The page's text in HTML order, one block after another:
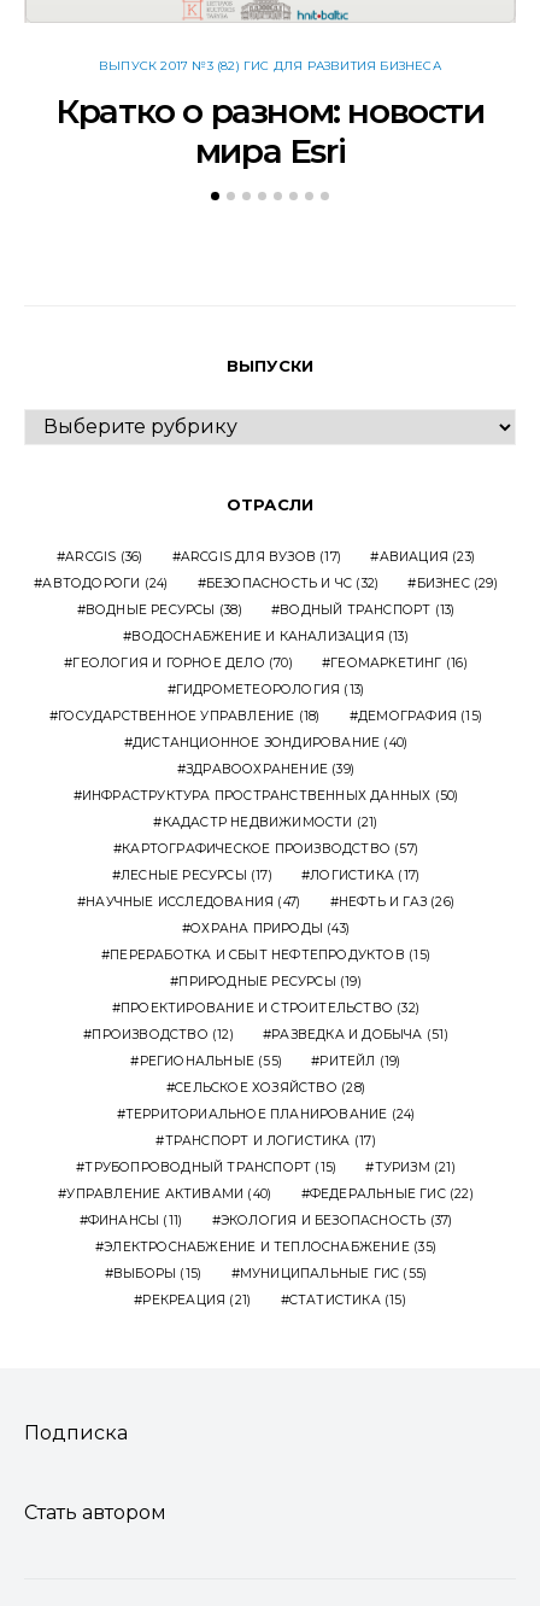
ВЫПУСК 2017 №3 (82) ГИС ДЛЯ РАЗВИТИЯ БИЗНЕСА
Кратко о разном: новости
мира Esri
ВЫПУСКИ
ВЫПУСКИ
ОТРАСЛИ
ARCGIS (36) ARCGIS ДЛЯ ВУЗОВ (17) АВИАЦИЯ (23)
АВТОДОРОГИ (24) БЕЗОПАСНОСТЬ И ЧС (32) БИЗНЕС(29)
ВОДНЫЕ РЕСУРСЫ (38) ВОДНЫЙ ТРАНСПОРТ (13)
ВОДОСНАБЖЕНИЕ И КАНАЛИЗАЦИЯ (13)
ГЕОЛОГИЯ И ГОРНОЕ ДЕЛО (70) ГЕОМАРКЕТИНГ (16)
ГИДРОМЕТЕОРОЛОГИЯ (13)
ГОСУДАРСТВЕННОЕ УПРАВЛЕНИЕ (18) ДЕМОГРАФИЯ (15)
ДИСТАНЦИОННОЕ ЗОНДИРОВАНИЕ (40)
ЗДРАВООХРАНЕНИЕ (39)
ИНФРАСТРУКТУРА ПРОСТРАНСТВЕННЫХ ДАННЫХ (50)
КАДАСТР НЕДВИЖИМОСТИ (21)
КАРТОГРАФИЧЕСКОЕ ПРОИЗВОДСТВО (57)
ЛЕСНЫЕ РЕСУРСЫ (17) ЛОГИСТИКА (17)
НАУЧНЫЕ ИССЛЕДОВАНИЯ (47) НЕФТЬ И ГАЗ(26)
ОХРАНА ПРИРОДЫ (43)
ПЕРЕРАБОТКА И СБЫТ НЕФТЕПРОДУКТОВ (15)
ПРИРОДНЫЕ РЕСУРСЫ (19)
ПРОЕКТИРОВАНИЕ И СТРОИТЕЛЬСТВО (32)
ПРОИЗВОДСТВО (12) РАЗВЕДКА И ДОБЫЧА (51)
РЕГИОНАЛЬНЫЕ (55) РИТЕЙЛ (19)
СЕЛЬСКОЕ ХОЗЯЙСТВО (28)
ТЕРРИТОРИАЛЬНОЕ ПЛАНИРОВАНИЕ (24)
ТРАНСПОРТ И ЛОГИСТИКА (17)
ТРУБОПРОВОДНЫЙ ТРАНСПОРТ (15) ТУРИЗМ (21)
УПРАВЛЕНИЕ АКТИВАМИ (40) ФЕДЕРАЛЬНЫЕ ГИС(22)
ФИНАНСЫ (11) ЭКОЛОГИЯ И БЕЗОПАСНОСТЬ (37)
ЭЛЕКТРОСНАБЖЕНИЕ И ТЕПЛОСНАБЖЕНИЕ(35)
ВЫБОРЫ (15) МУНИЦИПАЛЬНЫЕ ГИС (55)
РЕКРЕАЦИЯ (21) СТАТИСТИКА(15)
Подписка
Стать автором